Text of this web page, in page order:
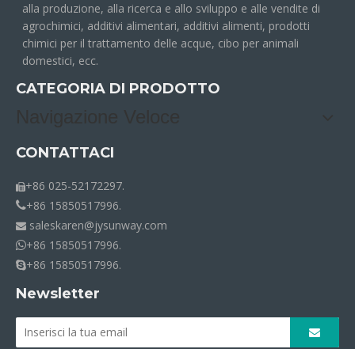
alla produzione, alla ricerca e allo sviluppo e alle vendite di
agrochimici, additivi alimentari, additivi alimenti, prodotti
chimici per il trattamento delle acque, cibo per animali
domestici, ecc.
CATEGORIA DI PRODOTTO
Navigazione Veloce
CONTATTACI
+86 025-52172297.
+86 15850517996.
 saleskaren@jysunway.com
+86 15850517996.
+86 15850517996.
Newsletter